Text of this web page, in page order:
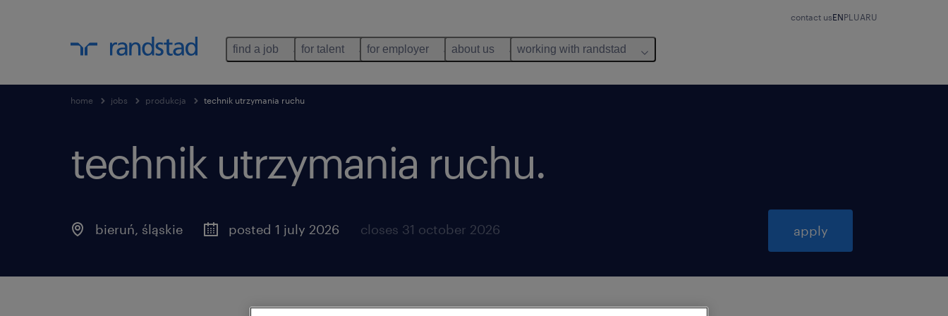
contact usENPL UARU
find a job for talent for employer about us working with randstad
home jobs produkcja technik utrzymania ruchu
technik utrzymania ruchu.
bieruń, śląskie posted 1 july 2026 closes 31 october 2026 apply